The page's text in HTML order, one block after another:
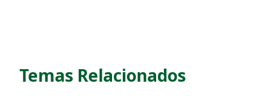
Temas Relacionados